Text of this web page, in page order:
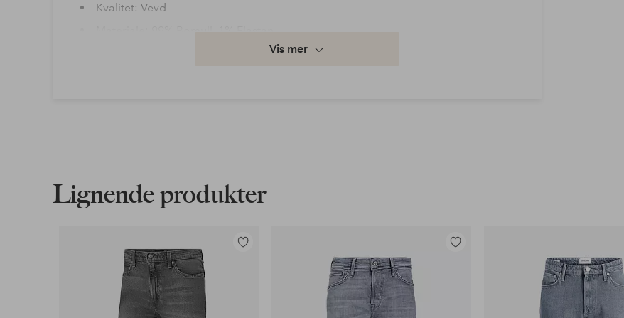
Kvalitet: Vevd
Les mer
Faktura & Konto
Våre mest fordelaktige betalingsmåter
Vis mer
Lignende produkter
Legg
Legg